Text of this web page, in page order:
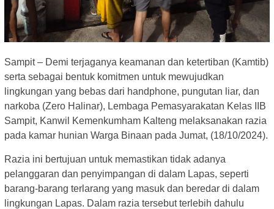
Sampit – Demi terjaganya keamanan dan ketertiban (Kamtib)
serta sebagai bentuk komitmen untuk mewujudkan
lingkungan yang bebas dari handphone, pungutan liar, dan
narkoba (Zero Halinar), Lembaga Pemasyarakatan Kelas IIB
Sampit, Kanwil Kemenkumham Kalteng melaksanakan razia
pada kamar hunian Warga Binaan pada Jumat, (18/10/2024).
Razia ini bertujuan untuk memastikan tidak adanya
pelanggaran dan penyimpangan di dalam Lapas, seperti
barang-barang terlarang yang masuk dan beredar di dalam
lingkungan Lapas. Dalam razia tersebut terlebih dahulu